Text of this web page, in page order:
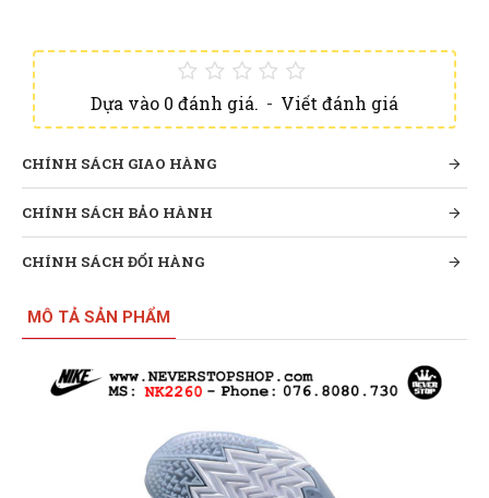
Dựa vào 0 đánh giá. - Viết đánh giá
CHÍNH SÁCH GIAO HÀNG
CHÍNH SÁCH BẢO HÀNH
CHÍNH SÁCH ĐỔI HÀNG
MÔ TẢ SẢN PHẨM